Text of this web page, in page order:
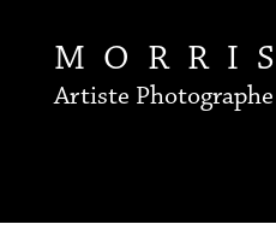
MORRIS
Artiste Photographe